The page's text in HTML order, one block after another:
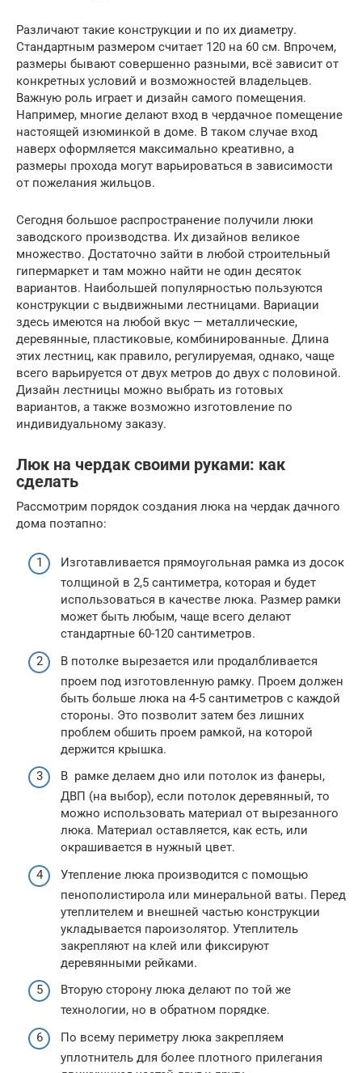
Различают такие конструкции и по их диаметру.
Стандартным размером считает 120 на 60 см. Впрочем,
размеры бывают совершенно разными, всё зависит от
конкретных условий и возможностей владельцев.
Важную роль играет и дизайн самого помещения.
Например, многие делают вход в чердачное помещение
настоящей изюминкой в доме. В таком случае вход
наверх оформляется максимально креативно, а
размеры прохода могут варьироваться в зависимости
от пожелания жильцов.
Сегодня большое распространение получили люки
заводского производства. Их дизайнов великое
множество. Достаточно зайти в любой строительный
гипермаркет и там можно найти не один десяток
вариантов. Наибольшей популярностью пользуются
конструкции с выдвижными лестницами. Вариации
здесь имеются на любой вкус — металлические,
деревянные, пластиковые, комбинированные. Длина
этих лестниц, как правило, регулируемая, однако, чаще
всего варьируется от двух метров до двух с половиной.
Дизайн лестницы можно выбрать из готовых
вариантов, а также возможно изготовление по
индивидуальному заказу.
Люк на чердак своими руками: как
сделать
Рассмотрим порядок создания люка на чердак дачного
дома поэтапно:
Изготавливается прямоугольная рамка из досок
толщиной в 2,5 сантиметра, которая и будет
использоваться в качестве люка. Размер рамки
может быть любым, чаще всего делают
стандартные 60-120 сантиметров.
В потолке вырезается или продалбливается
проем под изготовленную рамку. Проем должен
быть больше люка на 4-5 сантиметров с каждой
стороны. Это позволит затем без лишних
проблем обшить проем рамкой, на которой
держится крышка.
В рамке делаем дно или потолок из фанеры,
ДВП (на выбор), если потолок деревянный, то
можно использовать материал от вырезанного
люка. Материал оставляется, как есть, или
окрашивается в нужный цвет.
Утепление люка производится с помощью
пенополистирола или минеральной ваты. Перед
утеплителем и внешней частью конструкции
укладывается пароизолятор. Утеплитель
закрепляют на клей или фиксируют
деревянными рейками.
Вторую сторону люка делают по той же
технологии, но в обратном порядке.
По всему периметру люка закрепляем
уплотнитель для более плотного прилегания